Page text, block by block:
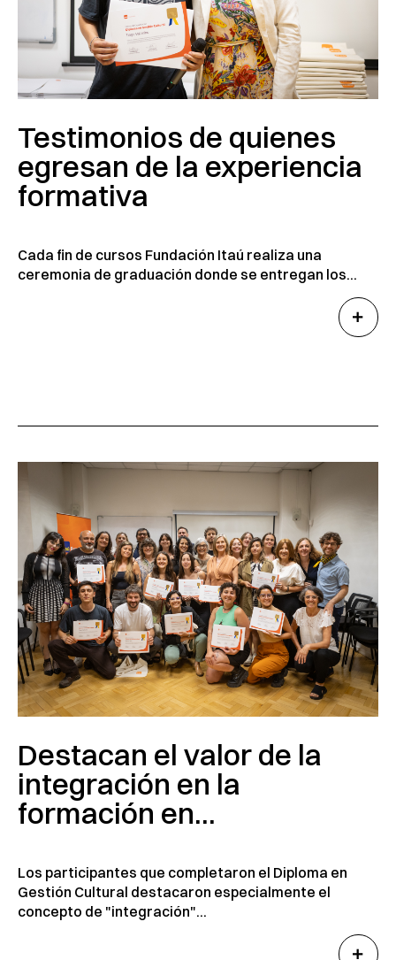
Testimonios de quienes
egresan de la experiencia
formativa
Cada fin de cursos Fundación Itaú realiza una
ceremonia de graduación donde se entregan los...
Destacan el valor de la
integración en la
formación en...
Los participantes que completaron el Diploma en
Gestión Cultural destacaron especialmente el
concepto de "integración"...